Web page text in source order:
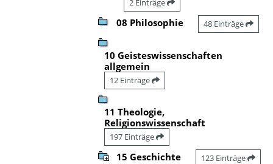
2 Einträge
08 Philosophie 48 Einträge
10 Geisteswissenschaften
allgemein
12 Einträge
11 Theologie,
Religionswissenschaft
197 Einträge
15 Geschichte 123 Einträge